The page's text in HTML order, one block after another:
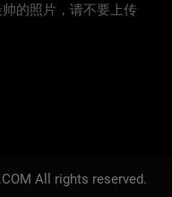
的照片，请不要上传
All rights reserved.